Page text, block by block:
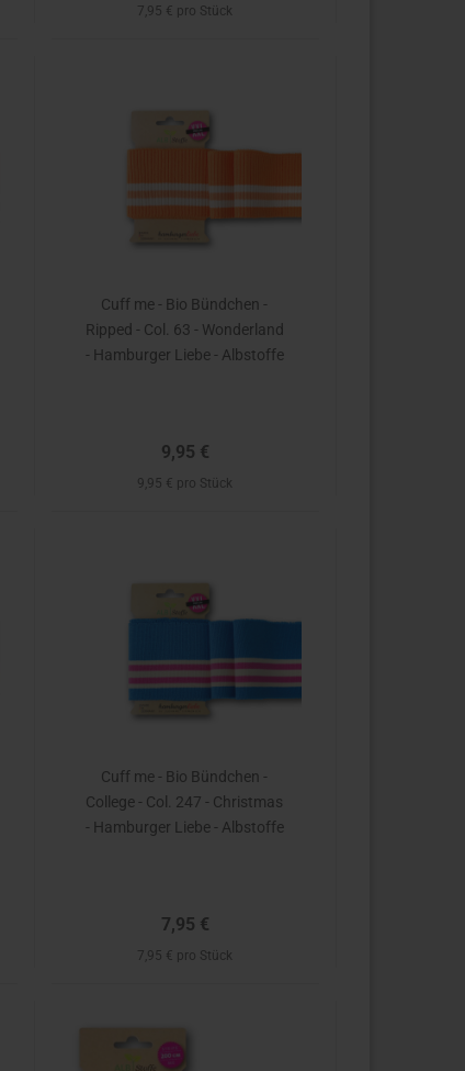
7,95 € pro Stück
Cuff me - Bio Bündchen -
Ripped - Col. 63 - Wonderland
- Hamburger Liebe - Albstoffe
9,95 €
9,95 € pro Stück
Cuff me - Bio Bündchen -
College - Col. 247 - Christmas
- Hamburger Liebe - Albstoffe
7,95 €
7,95 € pro Stück